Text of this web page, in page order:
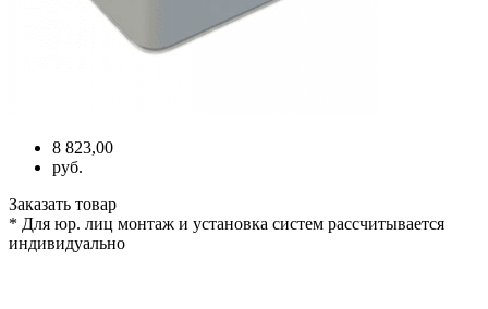
8 823,00
руб.
Заказать товар
* Для юр. лиц монтаж и установка систем рассчитывается
индивидуально